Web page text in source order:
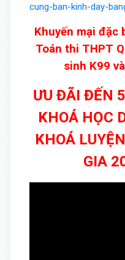
cung-ban-kinh-day-
Khuyến mại đặc
Toán thi THPT
sinh K99
ƯU ĐÃI ĐẾN
KHOÁ HỌC
KHOÁ
GIA